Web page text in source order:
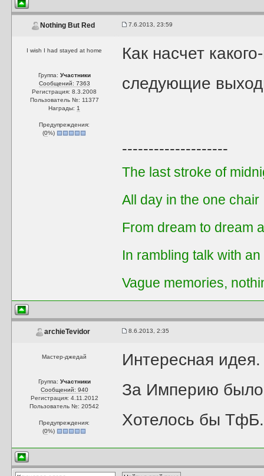
Nothing But Red 7.6.2013, 23:59
I wish I had stayed at home
Группа: Участники
Сообщений: 7363
Регистрация: 8.3.2008
Пользователь №: 11377
Награды: 1
Предупреждения:
(0%)
Как насчет
следующие
--------------------
The last stroke of
All day in the one chair
From dream to dream
In rambling talk with
Vague memories,
archieTevidor 8.6.2013, 2:35
Мастер-джедай
Группа: Участники
Сообщений: 940
Регистрация: 4.11.2012
Пользователь №: 20542
Предупреждения:
(0%)
Интересная идея.
За Империю было
Хотелось бы ТфБ.